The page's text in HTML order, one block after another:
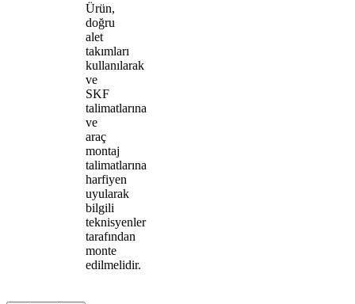
Ürün,
doğru
alet
takımları
kullanılarak
ve
SKF
talimatlarına
ve
araç
montaj
talimatlarına
harfiyen
uyularak
bilgili
teknisyenler
tarafından
monte
edilmelidir.